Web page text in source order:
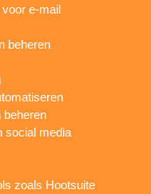
e-mail
beheren
beheren
social media
zoals Hootsuite